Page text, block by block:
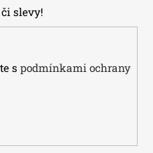
slevy!
s podmínkami ochrany